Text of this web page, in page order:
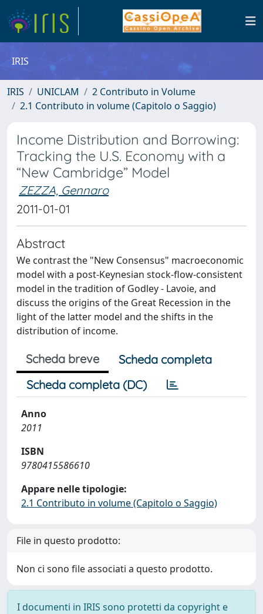
IRIS
IRIS UNICLAM
2 Contributo in Volume
2.1 Contributo in volume (Capitolo o Saggio)
Income Distribution and Borrowing:
Tracking the U.S. Economy with a
“New Cambridge” Model
ZEZZA, Gennaro
2011-01-01
Abstract
We contrast the "New Consensus" macroeconomic
model with a post-Keynesian stock-flow-consistent
model in the tradition of Godley - Lavoie, and
discuss the origins of the Great Recession in the
light of the latter model and the shifts in the
distribution of income.
Scheda breve
Scheda completa
Scheda completa (DC)
Anno
2011
ISBN
9780415586610
Appare nelle tipologie:
2.1 Contributo in volume (Capitolo o Saggio)
File in questo prodotto:
Non ci sono file associati a questo prodotto.
I documenti in IRIS sono protetti da copyright e